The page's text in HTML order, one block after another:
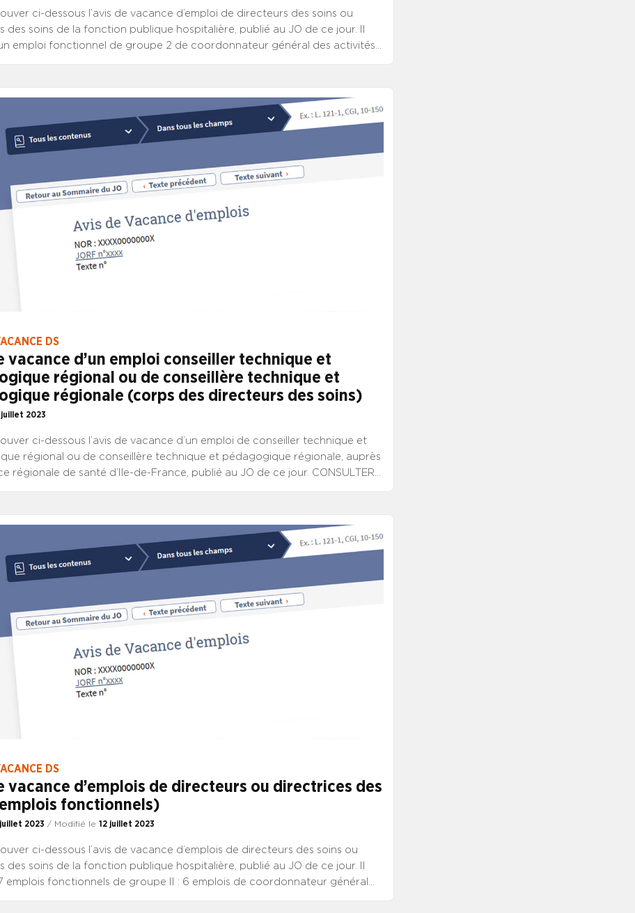
ci-dessous l’avis de vacance d’emploi de directeurs des soins ou
des soins de la fonction publique hospitalière, publié au JO de ce jour. Il
emploi fonctionnel de groupe 2 de coordonnateur général des activités
DS
vacance d’un emploi conseiller technique et
régional ou de conseillère technique et
régionale (corps des directeurs des soins)
juillet 2023
ci-dessous l’avis de vacance d’un emploi de conseiller technique et
régional ou de conseillère technique et pédagogique régionale, auprès
régionale de santé d’Ile-de-France, publié au JO de ce jour. CONSULTER
DS
vacance d’emplois de directeurs ou directrices des
fonctionnels)
juillet 2023 / Modifié le 12 juillet 2023
ci-dessous l’avis de vacance d’emplois de directeurs des soins ou
des soins de la fonction publique hospitalière, publié au JO de ce jour. Il
emplois fonctionnels de groupe II : 6 emplois de coordonnateur général